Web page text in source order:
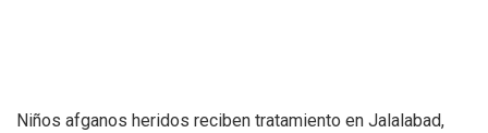
Niños afganos heridos reciben tratamiento en Jalalabad,